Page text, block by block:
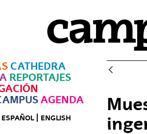
CATHEDRA
REPORTAJES
AGENDA
ESPAÑOL ENGLISH